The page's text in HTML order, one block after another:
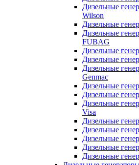
Дизельные
Wilson
Дизельные
Дизельные
FUBAG
Дизельные
Дизельные
Дизельные
Genmac
Дизельные
Дизельные
Дизельные
Visa
Дизельные
Дизельные
Дизельные
Дизельные
Дизельные